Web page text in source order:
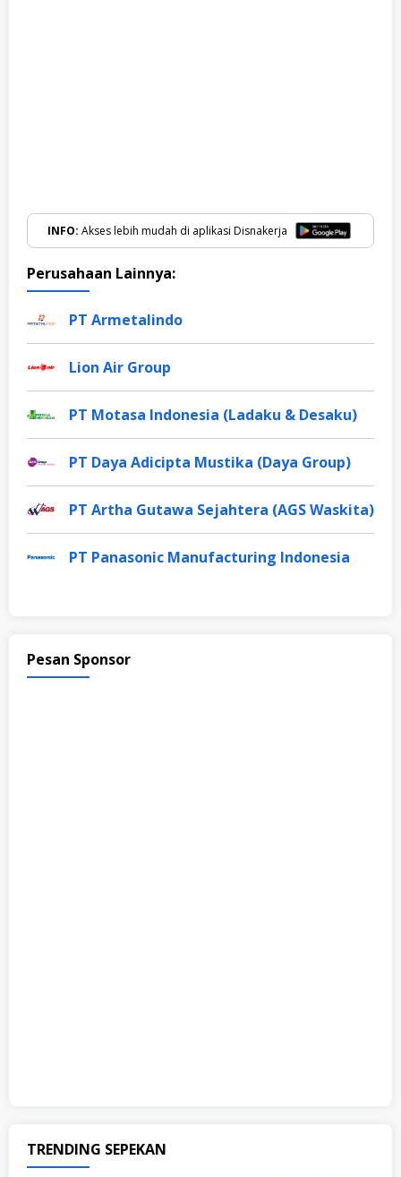
INFO: Akses lebih mudah di aplikasi Disnakerja
Perusahaan Lainnya:
PT Armetalindo
Lion Air Group
PT Motasa Indonesia (Ladaku & Desaku)
PT Daya Adicipta Mustika (Daya Group)
PT Artha Gutawa Sejahtera (AGS Waskita)
PT Panasonic Manufacturing Indonesia
Pesan Sponsor
TRENDING SEPEKAN